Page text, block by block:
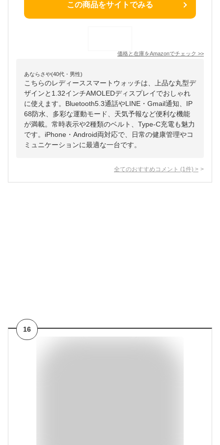
この商品をサイトでみる
価格と在庫をAmazonでチェック >>
あならさや(40代・男性)
こちらのレディーススマートウォッチは、上品な丸型デ
ザインと1.32インチAMOLEDディスプレイでおしゃれ
に使えます。Bluetooth5.3通話やLINE・Gmail通知、IP
68防水、多彩な運動モード、天気予報など便利な機能
が満載。常時表示や2種類のベルト、Type-C充電も魅力
です。iPhone・Android両対応で、日常の健康管理やコ
ミュニケーションに最適な一台です。
全てのおすすめコメント (1 件) >
16